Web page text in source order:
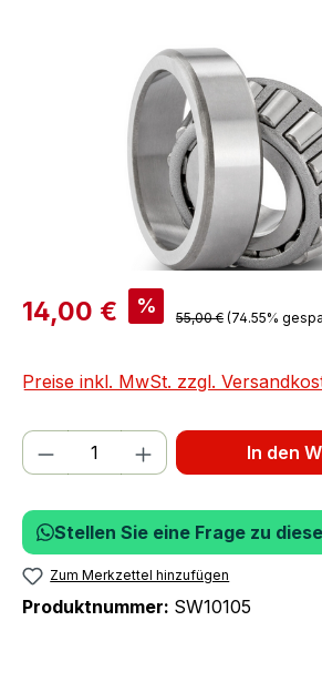
14,00 € %
55,00 € (74.55%
Preise inkl. MwSt. zzgl.
Produkt Anzahl: GibIn den
Stellen Sie eine Frage zu
Zum Merkzettel hinzufügen
Produktnummer: SW10105